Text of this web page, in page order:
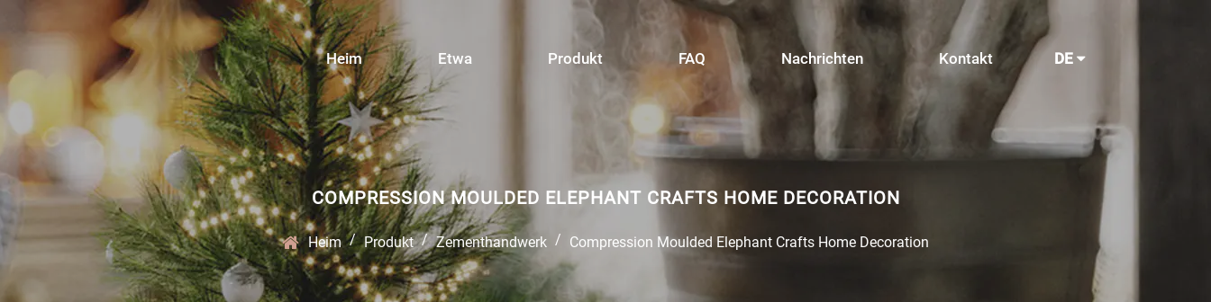
Heim Etwa Produkt FAQ Nachrichten Kontakt DE
COMPRESSION MOULDED ELEPHANT CRAFTS HOME DECORATION
Heim / Produkt / Zementhandwerk / Compression Moulded Elephant Crafts Home Decoration